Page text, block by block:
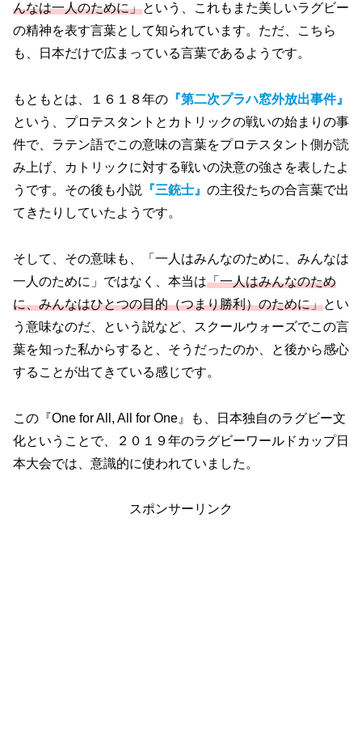
んなは一人のために」という、これもまた美しいラグビー
の精神を表す言葉として知られています。ただ、こちら
も、日本だけで広まっている言葉であるようです。
もともとは、１６１８年の 『第二次プラハ窓外放出事件』
という、プロテスタントとカトリックの戦いの始まりの事
件で、ラテン語でこの意味の言葉をプロテスタント側が読
み上げ、カトリックに対する戦いの決意の強さを表したよ
うです。その後も小説
『三銃士』 の主役たちの合言葉で出
てきたりしていたようです。
そして、その意味も、「一人はみんなのために、みんなは
一人のために」ではなく、本当は「一人はみんなのため
に、みんなはひとつの目的（つまり勝利）のために」とい
う意味なのだ、という説など、スクールウォーズでこの言
葉を知った私からすると、そうだったのか、と後から感心
することが出てきている感じです。
この『One for All, All for One』も、日本独自のラグビー文
化ということで、２０１９年のラグビーワールドカップ日
本大会では、意識的に使われていました。
スポンサーリンク